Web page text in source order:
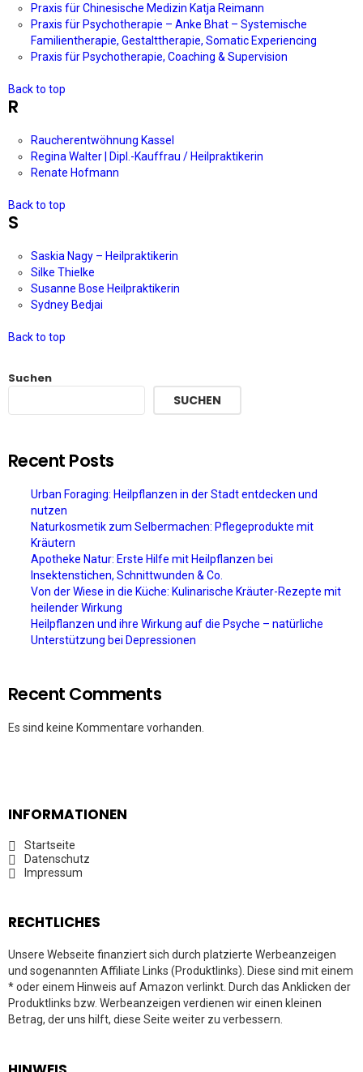
Praxis für Chinesische Medizin Katja Reimann
Praxis für Psychotherapie – Anke Bhat – Systemische
Familientherapie, Gestalttherapie, Somatic Experiencing
Praxis für Psychotherapie, Coaching & Supervision
Back to top
R
Raucherentwöhnung Kassel
Regina Walter | Dipl.-Kauffrau / Heilpraktikerin
Renate Hofmann
Back to top
S
Saskia Nagy – Heilpraktikerin
Silke Thielke
Susanne Bose Heilpraktikerin
Sydney Bedjai
Back to top
Suchen
SUCHEN
Recent Posts
Urban Foraging: Heilpflanzen in der Stadt entdecken und
nutzen
Naturkosmetik zum Selbermachen: Pflegeprodukte mit
Kräutern
Apotheke Natur: Erste Hilfe mit Heilpflanzen bei
Insektenstichen, Schnittwunden & Co.
Von der Wiese in die Küche: Kulinarische Kräuter-Rezepte mit
heilender Wirkung
Heilpflanzen und ihre Wirkung auf die Psyche – natürliche
Unterstützung bei Depressionen
Recent Comments
Es sind keine Kommentare vorhanden.
INFORMATIONEN
Startseite
Datenschutz
Impressum
RECHTLICHES
Unsere Webseite finanziert sich durch platzierte Werbeanzeigen
und sogenannten Affiliate Links (Produktlinks). Diese sind mit einem
* oder einem Hinweis auf Amazon verlinkt. Durch das Anklicken der
Produktlinks bzw. Werbeanzeigen verdienen wir einen kleinen
Betrag, der uns hilft, diese Seite weiter zu verbessern.